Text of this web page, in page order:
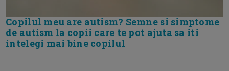
Copilul meu are autism? Semne si simptome
de autism la copii care te pot ajuta sa iti
intelegi mai bine copilul